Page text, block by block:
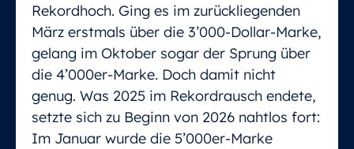
Rekordhoch. Ging es im zurückliegenden
März erstmals über die 3’000-Dollar-Marke,
gelang im Oktober sogar der Sprung über
die 4’000er-Marke. Doch damit nicht
genug. Was 2025 im Rekordrausch endete,
setzte sich zu Beginn von 2026 nahtlos fort:
Im Januar wurde die 5’000er-Marke